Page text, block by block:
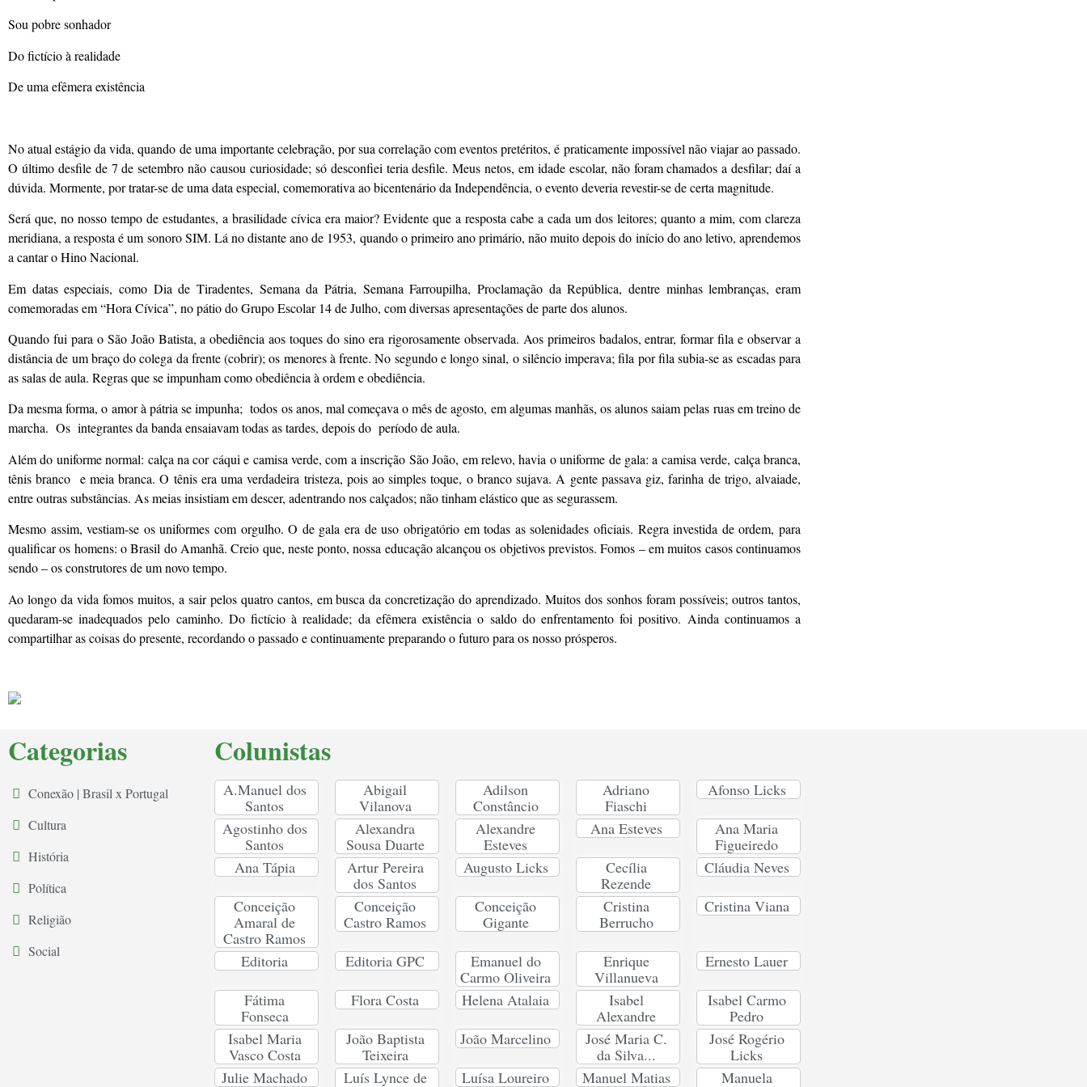
Sou pobre sonhador
Do fictício à realidade
De uma efêmera existência
No atual estágio da vida, quando de uma importante celebração, por sua correlação com eventos pretéritos, é praticamente impossível não viajar ao passado.
O último desfile de 7 de setembro não causou curiosidade; só desconfiei teria desfile. Meus netos, em idade escolar, não foram chamados a desfilar; daí a
dúvida. Mormente, por tratar-se de uma data especial, comemorativa ao bicentenário da Independência, o evento deveria revestir-se de certa magnitude.
Será que, no nosso tempo de estudantes, a brasilidade cívica era maior? Evidente que a resposta cabe a cada um dos leitores; quanto a mim, com clareza
meridiana, a resposta é um sonoro SIM. Lá no distante ano de 1953, quando o primeiro ano primário, não muito depois do início do ano letivo, aprendemos
a cantar o Hino Nacional.
Em datas especiais, como Dia de Tiradentes, Semana da Pátria, Semana Farroupilha, Proclamação da República, dentre minhas lembranças, eram
comemoradas em “Hora Cívica”, no pátio do Grupo Escolar 14 de Julho, com diversas apresentações de parte dos alunos.
Quando fui para o São João Batista, a obediência aos toques do sino era rigorosamente observada. Aos primeiros badalos, entrar, formar fila e observar a
distância de um braço do colega da frente (cobrir); os menores à frente. No segundo e longo sinal, o silêncio imperava; fila por fila subia-se as escadas para
as salas de aula. Regras que se impunham como obediência à ordem e obediência.
Da mesma forma, o amor à pátria se impunha; todos os anos, mal começava o mês de agosto, em algumas manhãs, os alunos saiam pelas ruas em treino de
marcha. Os integrantes da banda ensaiavam todas as tardes, depois do período de aula.
Além do uniforme normal: calça na cor cáqui e camisa verde, com a inscrição São João, em relevo, havia o uniforme de gala: a camisa verde, calça branca,
tênis branco e meia branca. O tênis era uma verdadeira tristeza, pois ao simples toque, o branco sujava. A gente passava giz, farinha de trigo, alvaiade,
entre outras substâncias. As meias insistiam em descer, adentrando nos calçados; não tinham elástico que as segurassem.
Mesmo assim, vestiam-se os uniformes com orgulho. O de gala era de uso obrigatório em todas as solenidades oficiais. Regra investida de ordem, para
qualificar os homens: o Brasil do Amanhã. Creio que, neste ponto, nossa educação alcançou os objetivos previstos. Fomos – em muitos casos continuamos
sendo – os construtores de um novo tempo.
Ao longo da vida fomos muitos, a sair pelos quatro cantos, em busca da concretização do aprendizado. Muitos dos sonhos foram possíveis; outros tantos,
quedaram-se inadequados pelo caminho. Do fictício à realidade; da efêmera existência o saldo do enfrentamento foi positivo. Ainda continuamos a
compartilhar as coisas do presente, recordando o passado e continuamente preparando o futuro para os nosso prósperos.
Categorias
Conexão | Brasil x Portugal
Cultura
História
Política
Religião
Social
Colunistas
A.Manuel dos
Santos
Abigail
Vilanova
Adilson
Constâncio
Adriano
Fiaschi
Afonso Licks
Agostinho dos
Santos
Alexandra
Sousa Duarte
Alexandre
Esteves
Ana Esteves
Ana Maria
Figueiredo
Ana Tápia
Artur Pereira
dos Santos
Augusto Licks
Cecília
Rezende
Cláudia Neves
Conceição
Amaral de
Castro Ramos
Conceição
Castro Ramos
Conceição
Gigante
Cristina
Berrucho
Cristina Viana
Editoria Editoria GPC
Emanuel do
Carmo Oliveira
Enrique
Villanueva
Ernesto Lauer
Fátima
Fonseca
Flora Costa Helena Atalaia
Isabel
Alexandre
Isabel Carmo
Pedro
Isabel Maria
Vasco Costa
João Baptista
Teixeira
João Marcelino
José Maria C.
da Silva...
José Rogério
Licks
Julie Machado
Luís Lynce de
Luísa Loureiro Manuel Matias
Manuela